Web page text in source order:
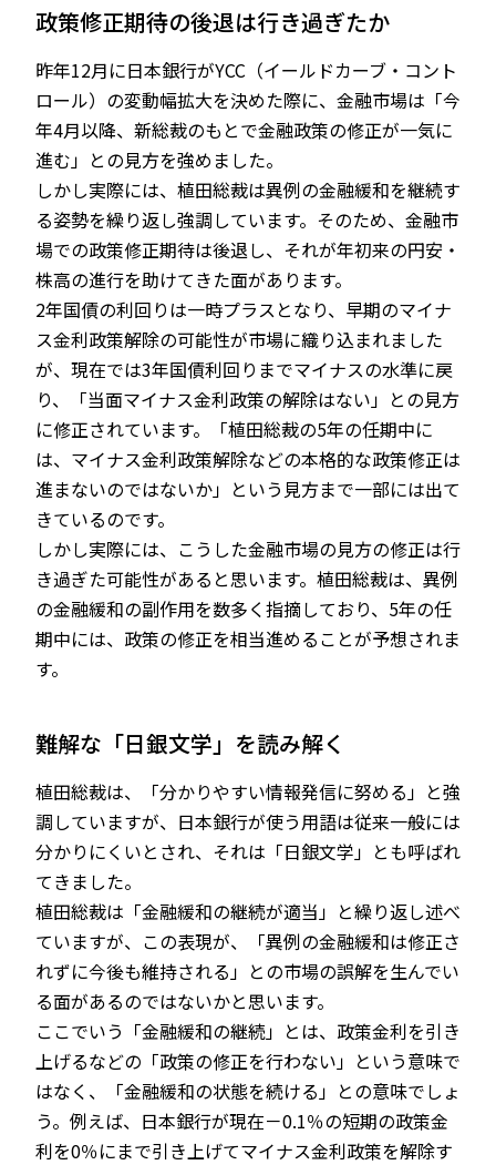
政策修正期待の後退は行き過ぎたか
昨年12月に日本銀行がYCC（イールドカーブ・コント
ロール）の変動幅拡大を決めた際に、金融市場は「今
年4月以降、新総裁のもとで金融政策の修正が一気に
進む」との見方を強めました。
しかし実際には、植田総裁は異例の金融緩和を継続す
る姿勢を繰り返し強調しています。そのため、金融市
場での政策修正期待は後退し、それが年初来の円安・
株高の進行を助けてきた面があります。
2年国債の利回りは一時プラスとなり、早期のマイナ
ス金利政策解除の可能性が市場に織り込まれました
が、現在では3年国債利回りまでマイナスの水準に戻
り、「当面マイナス金利政策の解除はない」との見方
に修正されています。「植田総裁の5年の任期中に
は、マイナス金利政策解除などの本格的な政策修正は
進まないのではないか」という見方まで一部には出て
きているのです。
しかし実際には、こうした金融市場の見方の修正は行
き過ぎた可能性があると思います。植田総裁は、異例
の金融緩和の副作用を数多く指摘しており、5年の任
期中には、政策の修正を相当進めることが予想されま
す。
難解な「日銀文学」を読み解く
植田総裁は、「分かりやすい情報発信に努める」と強
調していますが、日本銀行が使う用語は従来一般には
分かりにくいとされ、それは「日銀文学」とも呼ばれ
てきました。
植田総裁は「金融緩和の継続が適当」と繰り返し述べ
ていますが、この表現が、「異例の金融緩和は修正さ
れずに今後も維持される」との市場の誤解を生んでい
る面があるのではないかと思います。
ここでいう「金融緩和の継続」とは、政策金利を引き
上げるなどの「政策の修正を行わない」という意味で
はなく、「金融緩和の状態を続ける」との意味でしょ
う。例えば、日本銀行が現在－0.1％の短期の政策金
利を0％にまで引き上げてマイナス金利政策を解除す